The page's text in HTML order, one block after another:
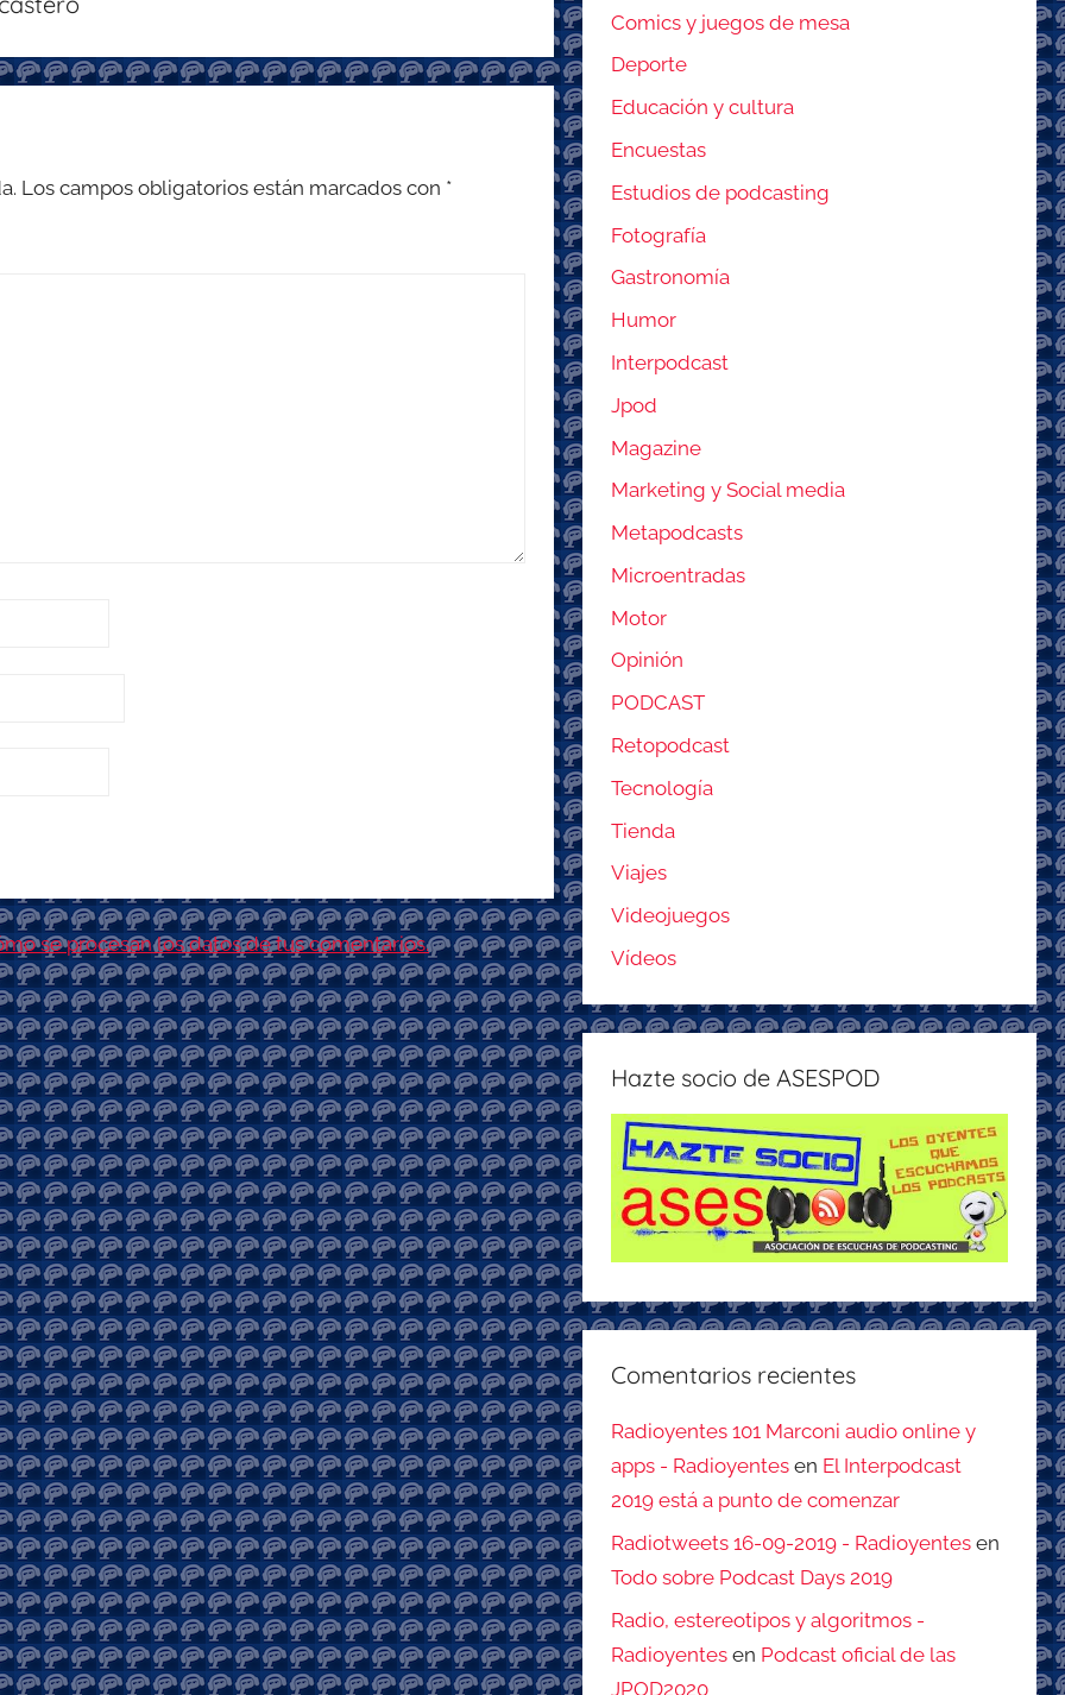
Los campos obligatorios están marcados con *
se procesan los datos de tus comentarios.
Comics y juegos de mesa
Deporte
Educación y cultura
Encuestas
Estudios de podcasting
Fotografía
Gastronomía
Humor
Interpodcast
Jpod
Magazine
Marketing y Social media
Metapodcasts
Microentradas
Motor
Opinión
PODCAST
Retopodcast
Tecnología
Tienda
Viajes
Videojuegos
Vídeos
Hazte socio de ASESPOD
Comentarios recientes
Radioyentes 101 Marconi audio online y
apps - Radioyentes en El Interpodcast
2019 está a punto de comenzar
Radiotweets 16-09-2019 - Radioyentes en
Todo sobre Podcast Days 2019
Radio, estereotipos y algoritmos -
Radioyentes en Podcast oficial de las
JPOD2020